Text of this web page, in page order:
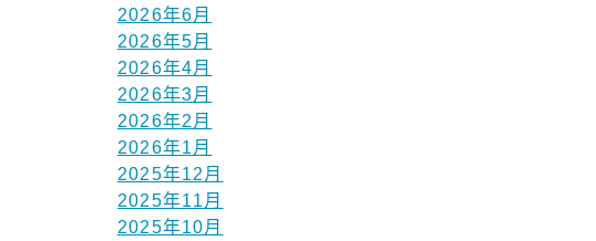
2026年6月
2026年5月
2026年4月
2026年3月
2026年2月
2026年1月
2025年12月
2025年11月
2025年10月